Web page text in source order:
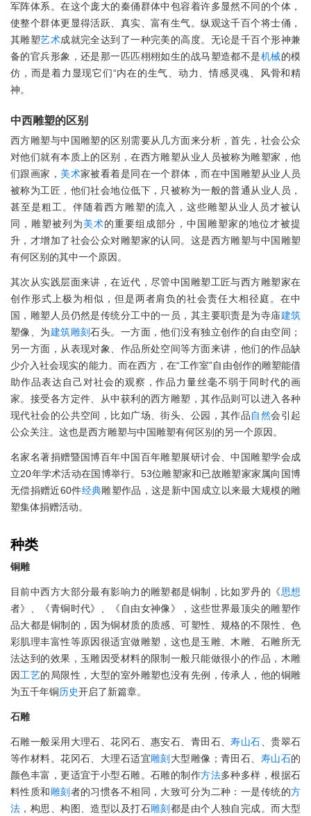
军阵体系。在这个庞大的秦俑群体中包容着许多显然不同的个体，
使整个群体更显得活跃、真实、富有生气。纵观这千百个将士俑，
其雕塑艺术成就完全达到了一种完美的高度。无论是千百个形神兼
备的官兵形象，还是那一匹匹栩栩如生的战马塑造都不是机械的模
仿，而是着力显现它们“内在的生气、动力、情感灵魂、风骨和精
神。
中西雕塑的区别
西方雕塑与中国雕塑的区别需要从几方面来分析，首先，社会公众
对他们就有本质上的区别，在西方雕塑从业人员被称为雕塑家，他
们跟画家， 美术家被看着是同在一个群体，而在中国雕塑从业人员
被称为工匠，他们社会地位低下，只被称为一般的普通从业人员，
甚至是粗工。伴随着西方雕塑的流入，这些雕塑从业人员才被认
同，雕塑被列为美术的重要组成部分，中国雕塑家的地位才被提
升，才增加了社会公众对雕塑家的认同。这是西方雕塑与中国雕塑
有何区别的其中一个原因。
其次从实践层面来讲，在近代，尽管中国雕塑工匠与西方雕塑家在
创作形式上极为相似，但是两者肩负的社会责任大相径庭。在中
国，雕塑人员仍然是传统分工中的一员，其主要职责是为寺庙建筑
塑像、为建筑雕刻石头。一方面，他们没有独立创作的自由空间；
另一方面，从表现对象、作品所处空间等方面来讲，他们的作品缺
少介入社会现实的能力。而在西方，在“工作室”自由创作的雕塑能借
助作品表达自己对社会的观察，作品力量丝毫不弱于同时代的画
家。接受各方定件、从中获利的西方雕塑，其作品则可以进入各种
现代社会的公共空间，比如广场、街头、公园，其作品自然会引起
公众关注。这也是西方雕塑与中国雕塑有何区别的另一个原因。
名家名著捐赠暨国博百年中国百年雕塑展研讨会、中国雕塑学会成
立20年学术活动在国博举行。53位雕塑家和已故雕塑家家属向国博
无偿捐赠近60件经典雕塑作品，这是新中国成立以来最大规模的雕
塑集体捐赠活动。
种类
铜雕
目前中西方大部分最有影响力的雕塑都是铜制，比如罗丹的《思想
者》、《青铜时代》、《自由女神像》，这些世界最顶尖的雕塑作
品大都是铜制的，因为铜材质的质感、可塑性、规格的不限性、色
彩肌理丰富性等原因很适宜做雕塑，这也是玉雕、木雕、石雕所无
法达到的效果，玉雕因受材料的限制一般只能做很小的作品，木雕
因工艺的局限性，大型的室外雕塑也没有先例，传承人，他的铜雕
为五千年铜历史开启了新篇章。
石雕
石雕一般采用大理石、花冈石、惠安石、青田石、寿山石 、贵翠石
等作材料。花冈石、大理石适宜雕刻 大型雕像；青田石、 寿山石的
颜色丰富，更适宜于小型石雕。石雕的制作方法多种多样，根据石
料性质和雕刻 者的习惯各不相同，大致可分为二种：一是传统的方
法 ，构思、构图、造型以及打石雕刻 都是由个人独自完成。而大型